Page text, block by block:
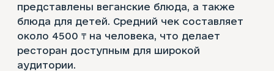
представлены веганские блюда, а также
блюда для детей. Средний чек составляет
около 4500 ₸ на человека, что делает
ресторан доступным для широкой
аудитории.